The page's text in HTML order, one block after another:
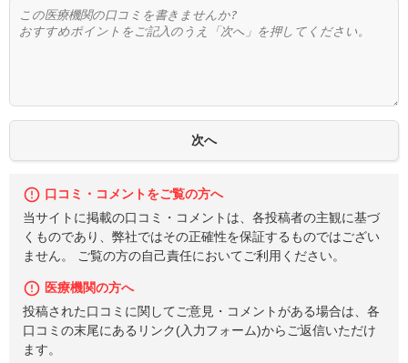
口コミ・コメントをご覧の方へ
当サイトに掲載の口コミ・コメントは、各投稿者の主観に基づ
くものであり、弊社ではその正確性を保証するものではござい
ません。 ご覧の方の自己責任においてご利用ください。
医療機関の方へ
投稿された口コミに関してご意見・コメントがある場合は、各
口コミの末尾にあるリンク(入力フォーム)からご返信いただけ
ます。